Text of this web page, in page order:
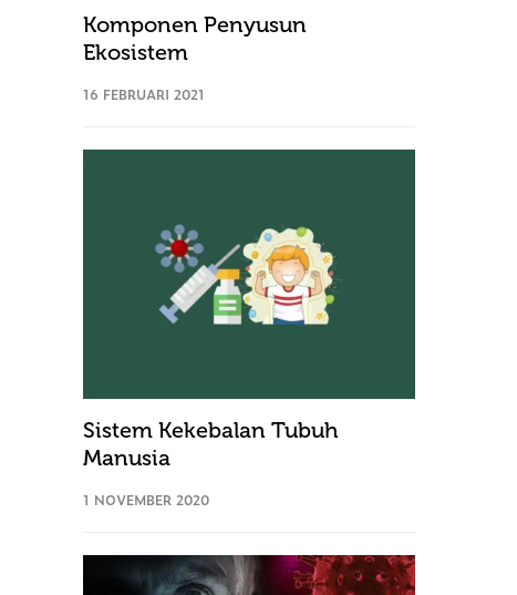
Komponen Penyusun
Ekosistem
16 FEBRUARI 2021
Sistem Kekebalan Tubuh
Manusia
1 NOVEMBER 2020